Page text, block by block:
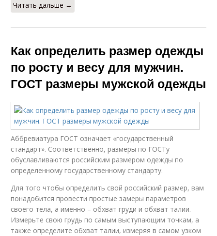
Читать дальше →
Как определить размер одежды
по росту и весу для мужчин.
ГОСТ размеры мужской одежды
Аббревиатура ГОСТ означает «государственный
стандарт». Соответственно, размеры по ГОСТу
обуславливаются российским размером одежды по
определенному государственному стандарту.
Для того чтобы определить свой российский размер, вам
понадобится провести простые замеры параметров
своего тела, а именно – обхват груди и обхват талии.
Измерьте свою грудь по самым выступающим точкам, а
также определите обхват талии, измеряя в самом узком